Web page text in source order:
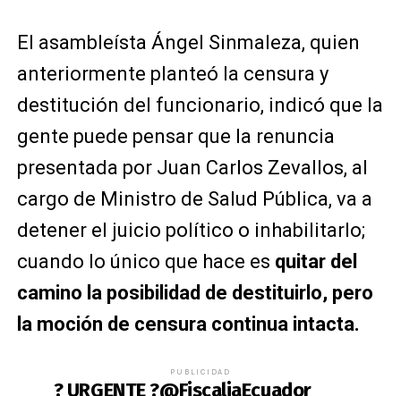
El asambleísta Ángel Sinmaleza, quien
anteriormente planteó la censura y
destitución del funcionario, indicó que la
gente puede pensar que la renuncia
presentada por Juan Carlos Zevallos, al
cargo de Ministro de Salud Pública, va a
detener el juicio político o inhabilitarlo;
cuando lo único que hace es quitar del
camino la posibilidad de destituirlo, pero
la moción de censura continua intacta.
PUBLICIDAD
? URGENTE ?@FiscaliaEcuador